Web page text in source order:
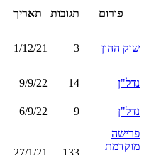
פורום תגובות תאריך
שוק ההון 3
1/12/21
נדל"ן 14
9/9/22
נדל"ן 9
6/9/22
פרישה
מוקדמת
133
27/1/21